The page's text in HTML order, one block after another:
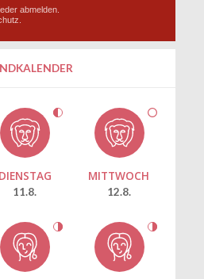
abmelden.
DIENSTAG
11.8.
MITTWOCH
12.8.